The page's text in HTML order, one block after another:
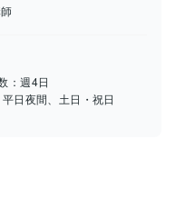
：週4日
平日夜間、土日・祝日